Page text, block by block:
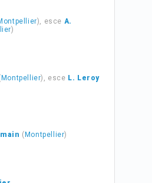
), esce A.
)
Montpellier), esce L. Leroy
( Montpellier)